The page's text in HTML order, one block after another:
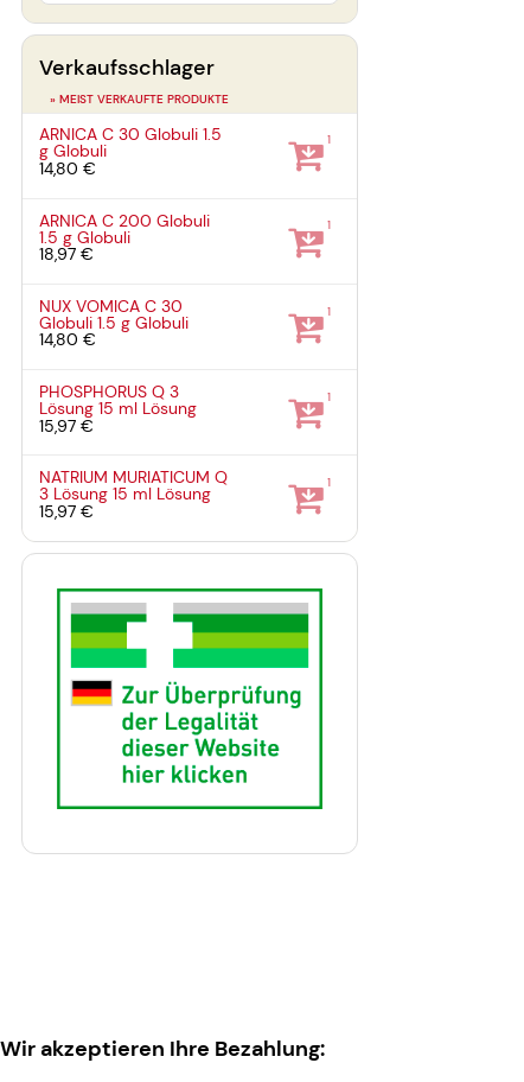
Verkaufsschlager
» MEIST VERKAUFTE PRODUKTE
ARNICA C 30 Globuli1.5
gGlobuli
14,80 €
1
ARNICA C 200 Globuli
1.5 gGlobuli
18,97 €
1
NUX VOMICA C 30
Globuli1.5 gGlobuli
14,80 €
1
PHOSPHORUS Q 3
Lösung15 ml Lösung
15,97 €
1
NATRIUM MURIATICUM Q
3 Lösung15 ml Lösung
15,97 €
1
Wir akzeptieren Ihre Bezahlung: